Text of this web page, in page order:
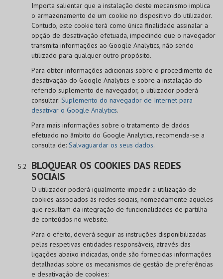
Importa salientar que a instalação deste mecanismo implica
o armazenamento de um cookie no dispositivo do utilizador.
Contudo, este cookie terá como única finalidade assinalar a
opção de desativação efetuada, impedindo que o navegador
transmita informações ao Google Analytics, não sendo
utilizado para qualquer outro propósito.
Para obter informações adicionais sobre o procedimento de
desativação do Google Analytics e sobre a instalação do
referido suplemento de navegador, o utilizador poderá
consultar: Suplemento do navegador de Internet para
desativar o Google Analytics.
Para mais informações sobre o tratamento de dados
efetuado no âmbito do Google Analytics, recomenda-se a
consulta de: Salvaguardar os seus dados.
BLOQUEAR OS COOKIES DAS REDES
SOCIAIS
O utilizador poderá igualmente impedir a utilização de
cookies associados às redes sociais, nomeadamente aqueles
que resultam da integração de funcionalidades de partilha
de conteúdos no website.
Para o efeito, deverá seguir as instruções disponibilizadas
pelas respetivas entidades responsáveis, através das
ligações abaixo indicadas, onde são fornecidas informações
detalhadas sobre os mecanismos de gestão de preferências
e desativação de cookies: